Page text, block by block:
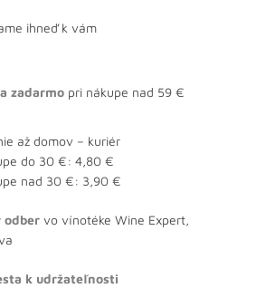
ihneď k vám
zadarmo pri nákupe nad 59 €
až domov – kuriér
do 30 €: 4,80 €
nad 30 €: 3,90 €
odber vo vínotéke Wine Expert,
k udržateľnosti